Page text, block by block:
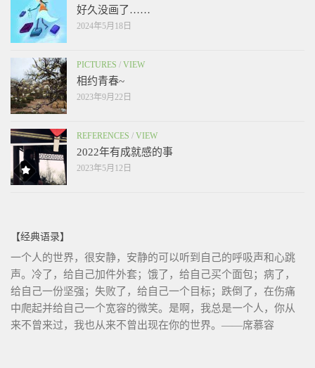
好久没画了……
2024年5月18日
PICTURES / VIEW
相约青春~
2023年9月22日
REFERENCES / VIEW
2022年有成就感的事
2023年5月12日
【经典语录】
一个人的世界，很安静，安静的可以听到自己的呼吸声和心跳
声。冷了，给自己加件外套；饿了，给自己买个面包；病了，
给自己一份坚强；失败了，给自己一个目标；跌倒了，在伤痛
中爬起并给自己一个宽容的微笑。是啊，我总是一个人，你从
来不曾来过，我也从来不曾出现在你的世界。——席慕容